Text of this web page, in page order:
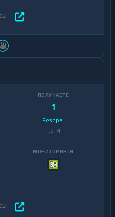
1
Резерв:
1,9 M